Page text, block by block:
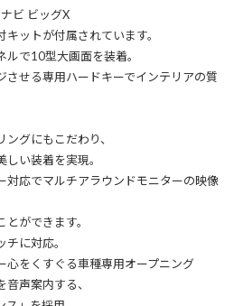
ビ ビッグX
ットが付属されています。
ルで10型大画面を装着。
させる専用ハードキーでインテリアの質
グにもこだわり、
い装着を実現。
対応でマルチアラウンドモニターの映像
ができます。
に対応。
心をくすぐる車種専用オープニング
音声案内する、